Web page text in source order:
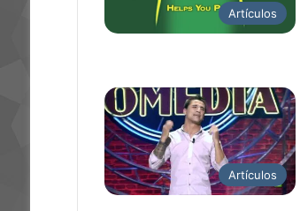
Artículos
Artículos